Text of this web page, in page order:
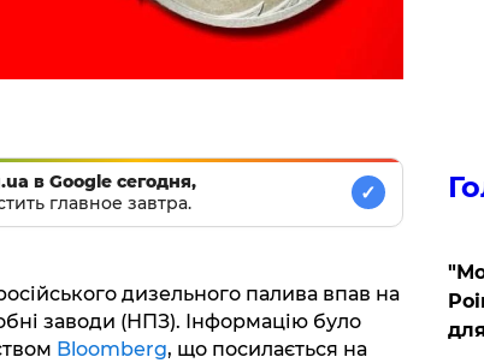
в Google сегодня,
главное завтра.
✓
дизельного палива впав на
заводи (НПЗ). Інформацію було
Bloomberg, що посилається на